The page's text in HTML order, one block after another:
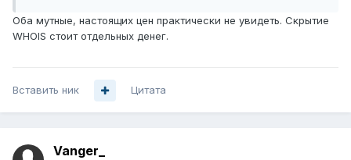
Оба мутные, настоящих цен практически не увидеть. Скрытие
WHOIS стоит отдельных денег.
Вставить ник Цитата
Vanger_